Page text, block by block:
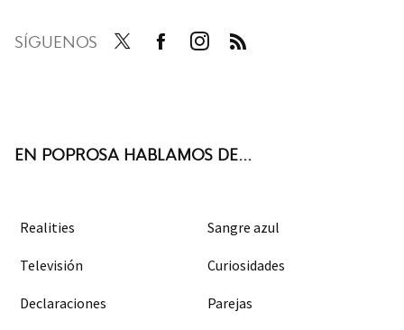
SÍGUENOS
EN POPROSA HABLAMOS DE...
Realities Sangre azul
Televisión Curiosidades
Declaraciones Parejas